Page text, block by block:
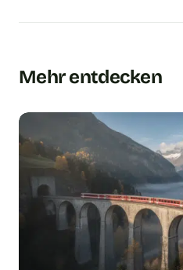
Mehr entdecken